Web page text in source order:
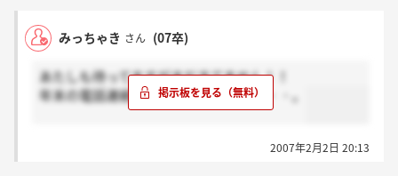
みっちゃき さん (07卒)
あたしも待ってますがまだきてません！！
年末の電話連絡以来音沙汰なしです・・・。
2007年2月2日 20:13